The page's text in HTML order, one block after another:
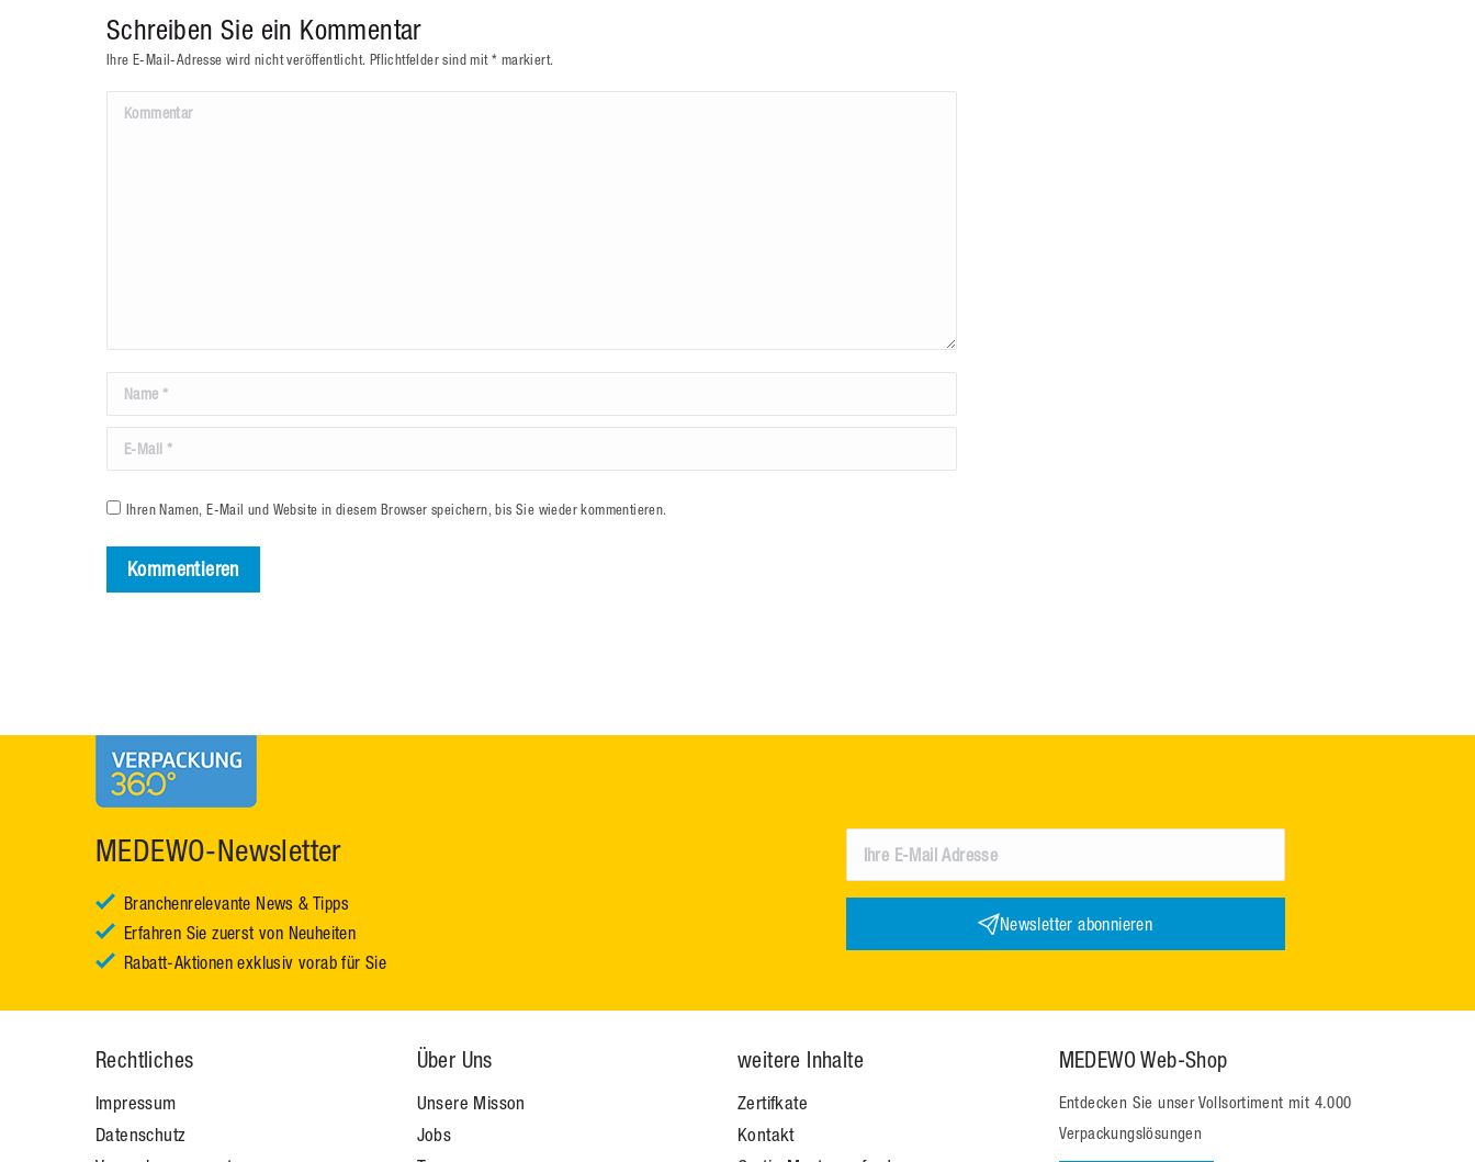
Schreiben Sie ein Kommentar
Ihre E-Mail-Adresse wird nicht veröffentlicht. Pflichtfelder sind mit * markiert.
Kommentar
Name *
E-Mail *
Ihren Namen, E-Mail und Website in diesem Browser speichern, bis Sie wieder kommentieren.
Kommentieren
MEDEWO-Newsletter
Branchenrelevante News & Tipps
Erfahren Sie zuerst von Neuheiten
Rabatt-Aktionen exklusiv vorab für Sie
Newsletter abonnieren
Rechtliches
Impressum
Datenschutz
Über Uns
Unsere Misson
Jobs
weitere Inhalte
Zertifkate
Kontakt
MEDEWO Web-Shop
Entdecken Sie unser Vollsortiment mit 4.000
Verpackungslösungen